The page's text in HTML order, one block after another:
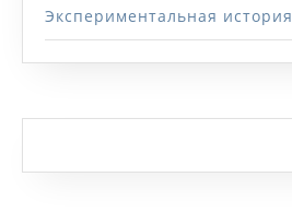
Экспериментальная история